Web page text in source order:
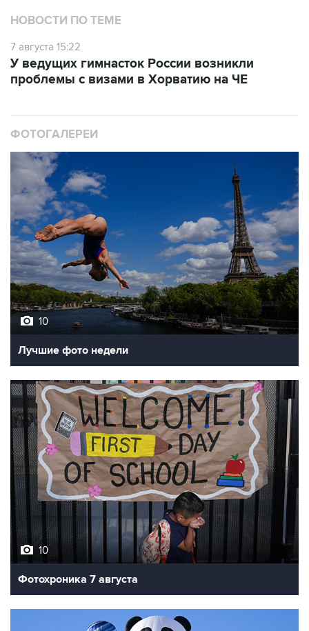
НОВОСТИ ПО ТЕМЕ
7 августа 15:22
У ведущих гимнасток России возникли
проблемы с визами в Хорватию на ЧЕ
ФОТОГАЛЕРЕИ
10
Лучшие фото недели
10
Фотохроника 7 августа